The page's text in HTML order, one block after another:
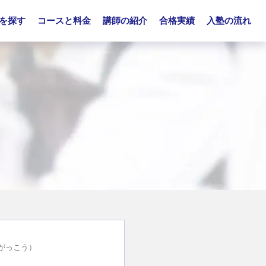
探す コースと料金 講師の紹介 合格実績 入塾の流れ
っこう）